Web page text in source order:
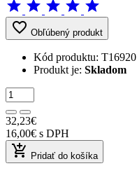
star star star star star
favorite_border Obľúbený produkt
Kód produktu: T16920
Produkt je: Skladom
32,23€
16,00€ s DPH
add_shopping_cart Pridať do košíka